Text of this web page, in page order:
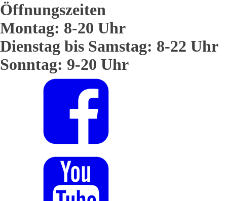
Öffnungszeiten
Montag: 8-20 Uhr
Dienstag bis Samstag: 8-22 Uhr
Sonntag: 9-20 Uhr